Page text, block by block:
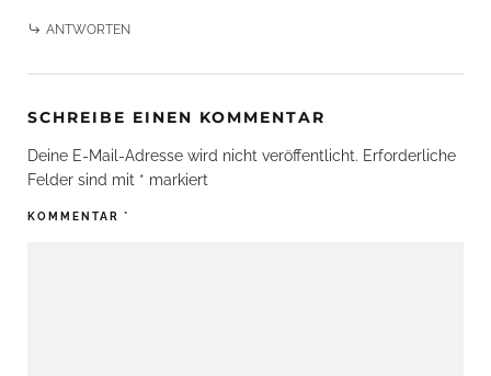
ANTWORTEN
SCHREIBE EINEN KOMMENTAR
Deine E-Mail-Adresse wird nicht veröffentlicht. Erforderliche
Felder sind mit * markiert
KOMMENTAR *